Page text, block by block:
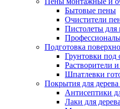
Бытовые пены
Очистители
Пистолеты для
Подготовка
Грунтовки под
Растворители
Шпатлевки
Покрытия для дерева
Антисептики
Лаки для дерева